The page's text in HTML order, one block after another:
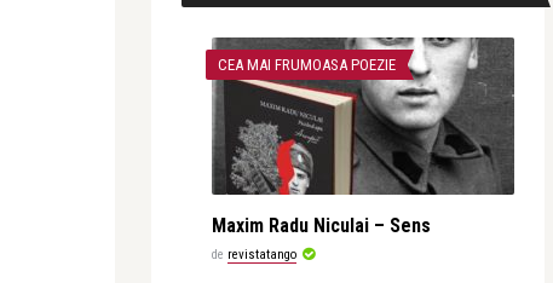
CEA MAI FRUMOASA POEZIE
Maxim Radu Niculai – Sens
de revistatango